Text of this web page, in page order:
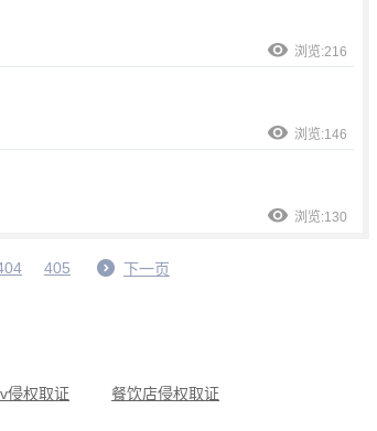
浏览:216
浏览:146
浏览:130
405 下一页
侵权取证 餐饮店侵权取证